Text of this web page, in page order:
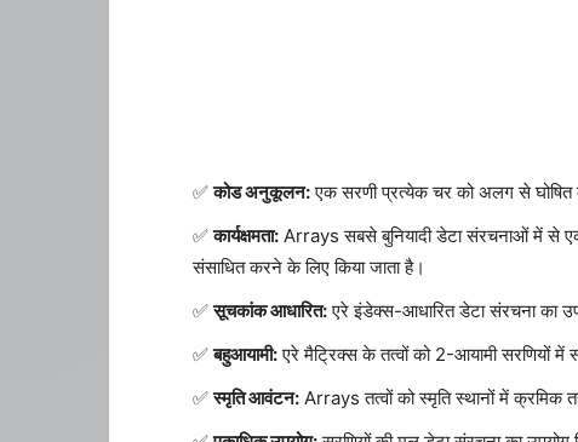
कोड अनुकूलन:एक सरणी प्रत्येक चर को अलग से
कार्यक्षमता: Arrays सबसे बुनियादी डेटा संरचनाओं में से
संसाधित करने के लिए किया जाता है।
सूचकांक आधारित:एरे इंडेक्स-आधारित डेटा संरचना का
बहुआयामी:एरे मैट्रिक्स के तत्वों को 2-आयामी सरणियों
स्मृति आवंटन: Arrays तत्वों को स्मृति स्थानों में क्रमिक